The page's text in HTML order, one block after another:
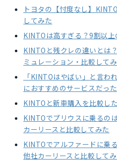
トヨタの【忖度なし】
してみた
KINTOは高すぎる？9割以
KINTOと残クレの違いとは
ミュレーション・比較して
「KINTOはやばい」と言わ
におすすめのサービスだった
KINTOと新車購入を比較し
KINTOでプリウスに乗るの
カーリースと比較してみた
KINTOでアルファードに乗
他社カーリースと比較して